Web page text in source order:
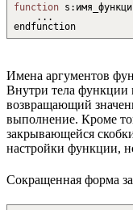
function s :
...
endfunction
Имена аргументов
Внутри тела функции
возвращающий
выполнение. Кроме
закрывающейся
настройки функции,
Сокращенная форма